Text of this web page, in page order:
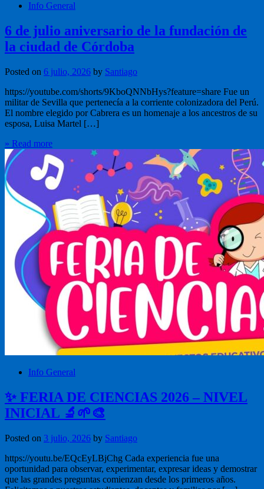
Info General
6 de julio aniversario de la fundación de
la ciudad de Córdoba
Posted on 6 julio, 2026 by Santiago
https://youtube.com/shorts/9KboQNNbHys?feature=share Fue un
militar de Sevilla que pertenecía a la corriente colonizadora del Perú.
El nombre elegido por Cabrera es un homenaje a los ancestros de su
esposa, Luisa Martel […]
» Read more
Info General
✨ FERIA DE CIENCIAS 2026 – NIVEL
INICIAL 🔬🌱🎨
Posted on 3 julio, 2026 by Santiago
https://youtu.be/EQcEyLBjChg Cada experiencia fue una
oportunidad para observar, experimentar, expresar ideas y demostrar
que las grandes preguntas comienzan desde los primeros años.